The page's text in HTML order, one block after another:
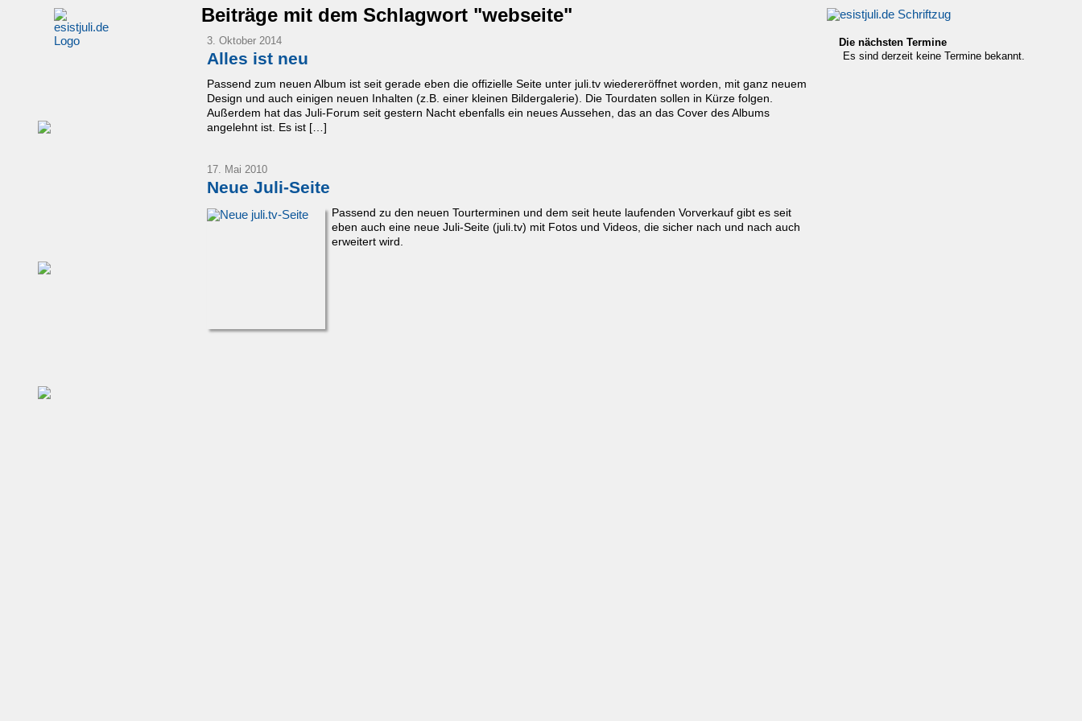
Beiträge mit dem Schlagwort "webseite"
3. Oktober 2014
Alles ist neu
Passend zum neuen Album ist seit gerade eben die offizielle Seite unter juli.tv wiedereröffnet worden, mit ganz neuem
Design und auch einigen neuen Inhalten (z.B. einer kleinen Bildergalerie). Die Tourdaten sollen in Kürze folgen.
Außerdem hat das Juli-Forum seit gestern Nacht ebenfalls ein neues Aussehen, das an das Cover des Albums
angelehnt ist. Es ist […]
17. Mai 2010
Neue Juli-Seite
Passend zu den neuen Tourterminen und dem seit heute laufenden Vorverkauf gibt es seit
eben auch eine neue Juli-Seite (juli.tv) mit Fotos und Videos, die sicher nach und nach auch
erweitert wird.
Die nächsten Termine
Es sind derzeit keine Termine bekannt.